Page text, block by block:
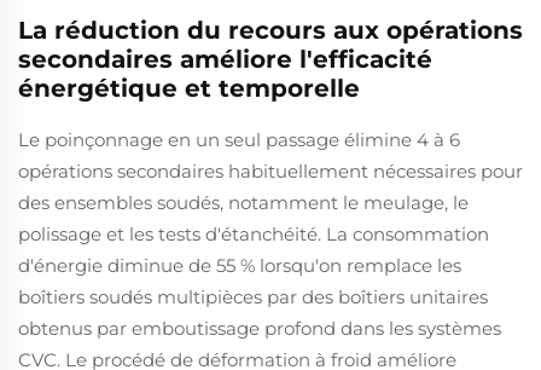
La réduction du recours aux opérations
secondaires améliore l'efficacité
énergétique et temporelle
Le poinçonnage en un seul passage élimine 4 à 6
opérations secondaires habituellement nécessaires pour
des ensembles soudés, notamment le meulage, le
polissage et les tests d'étanchéité. La consommation
d'énergie diminue de 55 % lorsqu'on remplace les
boîtiers soudés multipièces par des boîtiers unitaires
obtenus par emboutissage profond dans les systèmes
CVC. Le procédé de déformation à froid améliore